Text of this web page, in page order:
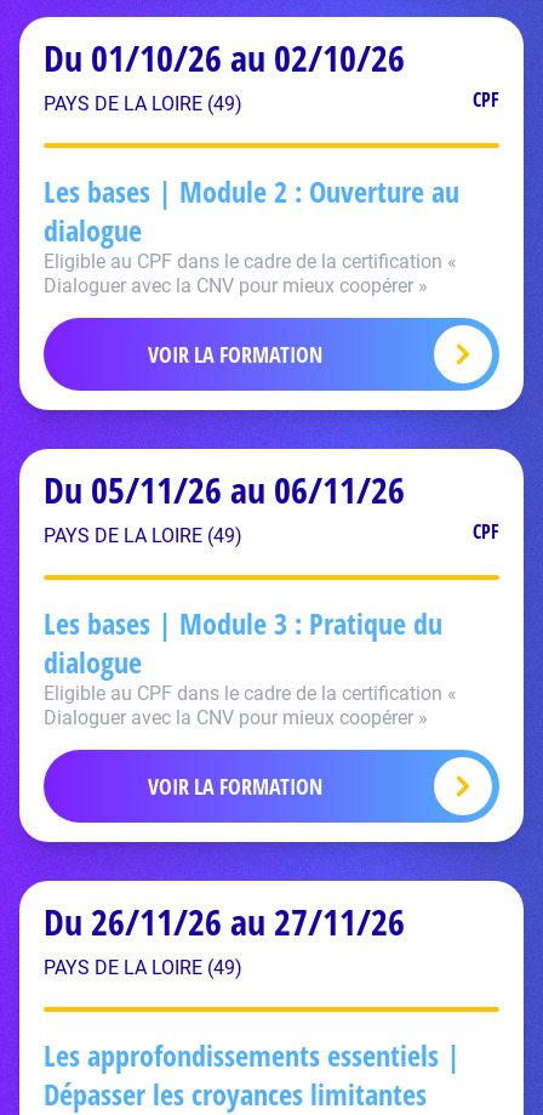
Du 01/10/26 au 02/10/26
PAYS DE LA LOIRE (49) CPF
Les bases | Module 2 : Ouverture au
dialogue
Eligible au CPF dans le cadre de la certification «
Dialoguer avec la CNV pour mieux coopérer »
VOIR LA FORMATION
Du 05/11/26 au 06/11/26
PAYS DE LA LOIRE (49) CPF
Les bases | Module 3 : Pratique du
dialogue
Eligible au CPF dans le cadre de la certification «
Dialoguer avec la CNV pour mieux coopérer »
VOIR LA FORMATION
Du 26/11/26 au 27/11/26
PAYS DE LA LOIRE (49)
Les approfondissements essentiels |
Dépasser les croyances limitantes